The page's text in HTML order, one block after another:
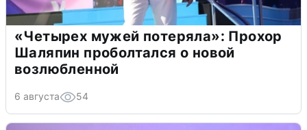
«Четырех мужей потеряла»: Прохор
Шаляпин проболтался о новой
возлюбленной
6 августа 54